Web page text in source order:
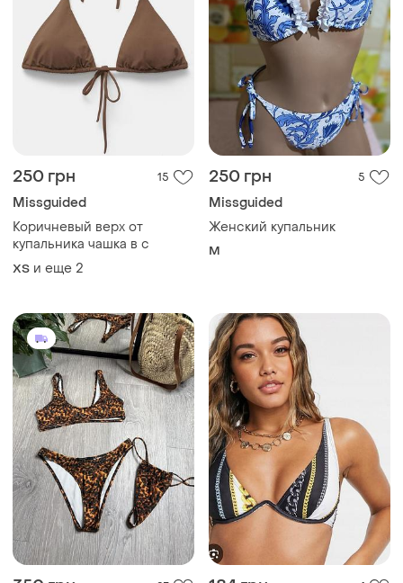
250 грн 15
Missguided
Коричневый верх от
купальника чашка в с
ХS и еще 2
250 грн 5
Missguided
Женский купальник
M